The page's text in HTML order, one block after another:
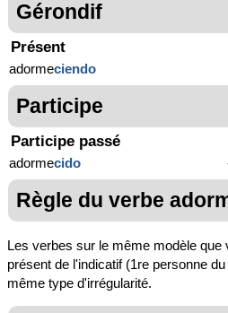
Gérondif
Présent
adormeciendo
Participe
Participe passé
adormecido
Règle du verbe
Les verbes sur le même modèle
présent de l'indicatif (1re personne
même type d'irrégularité.